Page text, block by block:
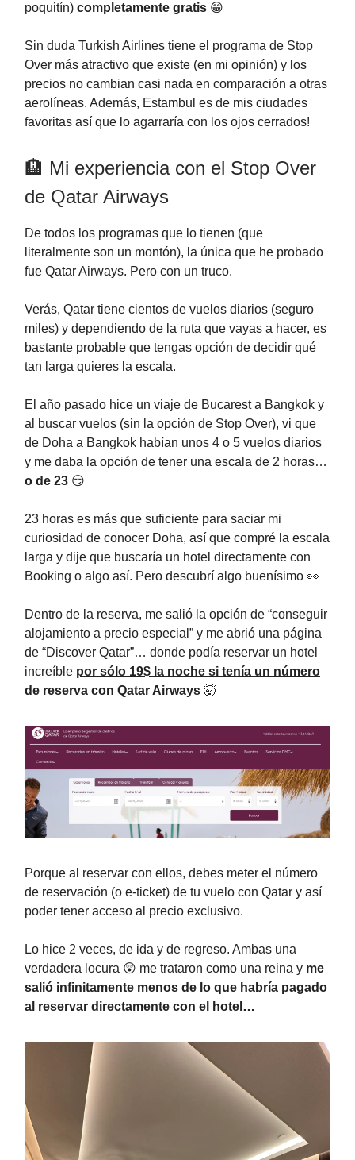
poquitín) completamente gratis 😁
Sin duda Turkish Airlines tiene el programa de Stop
Over más atractivo que existe (en mi opinión) y los
precios no cambian casi nada en comparación a otras
aerolíneas. Además, Estambul es de mis ciudades
favoritas así que lo agarraría con los ojos cerrados!
🏨 Mi experiencia con el Stop Over
de Qatar Airways
De todos los programas que lo tienen (que
literalmente son un montón), la única que he probado
fue Qatar Airways. Pero con un truco.
Verás, Qatar tiene cientos de vuelos diarios (seguro
miles) y dependiendo de la ruta que vayas a hacer, es
bastante probable que tengas opción de decidir qué
tan larga quieres la escala.
El año pasado hice un viaje de Bucarest a Bangkok y
al buscar vuelos (sin la opción de Stop Over), vi que
de Doha a Bangkok habían unos 4 o 5 vuelos diarios
y me daba la opción de tener una escala de 2 horas…
o de 23 😏
23 horas es más que suficiente para saciar mi
curiosidad de conocer Doha, así que compré la escala
larga y dije que buscaría un hotel directamente con
Booking o algo así. Pero descubrí algo buenísimo 👀
Dentro de la reserva, me salió la opción de “conseguir
alojamiento a precio especial” y me abrió una página
de “Discover Qatar”… donde podía reservar un hotel
increíble por sólo 19$ la noche si tenía un número
de reserva con Qatar Airways 🤯
Porque al reservar con ellos, debes meter el número
de reservación (o e-ticket) de tu vuelo con Qatar y así
poder tener acceso al precio exclusivo.
Lo hice 2 veces, de ida y de regreso. Ambas una
verdadera locura 😲 me trataron como una reina y me
salió infinitamente menos de lo que habría pagado
al reservar directamente con el hotel…